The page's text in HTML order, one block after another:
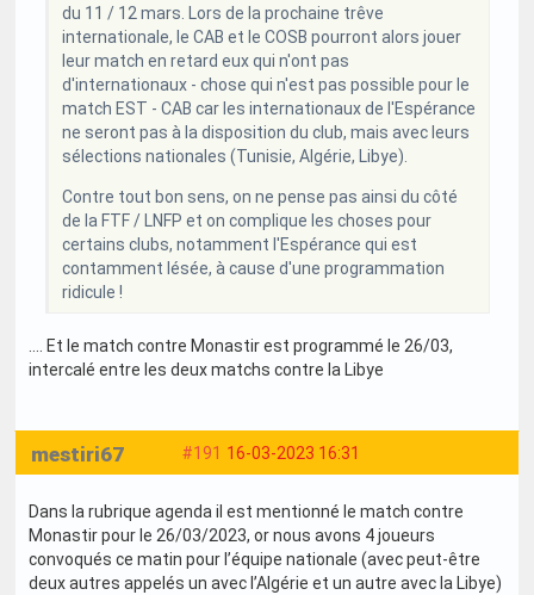
du 11 / 12 mars. Lors de la prochaine trêve
internationale, le CAB et le COSB pourront alors jouer
leur match en retard eux qui n'ont pas
d'internationaux - chose qui n'est pas possible pour le
match EST - CAB car les internationaux de l'Espérance
ne seront pas à la disposition du club, mais avec leurs
sélections nationales (Tunisie, Algérie, Libye).
Contre tout bon sens, on ne pense pas ainsi du côté
de la FTF / LNFP et on complique les choses pour
certains clubs, notamment l'Espérance qui est
contamment lésée, à cause d'une programmation
ridicule !
…. Et le match contre Monastir est programmé le 26/03,
intercalé entre les deux matchs contre la Libye
#191 16-03-2023 16:31
mestiri67
Dans la rubrique agenda il est mentionné le match contre
Monastir pour le 26/03/2023, or nous avons 4 joueurs
convoqués ce matin pour l’équipe nationale (avec peut-être
deux autres appelés un avec l’Algérie et un autre avec la Libye)